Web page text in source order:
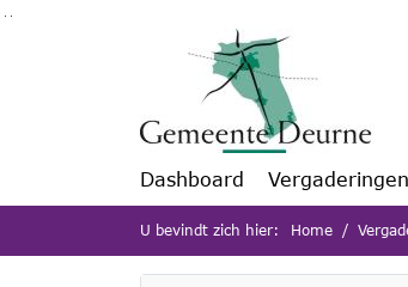
Ga naar de inhoud van deze pagina
Dashboard Vergaderingen
U bevindt zich hier: Home